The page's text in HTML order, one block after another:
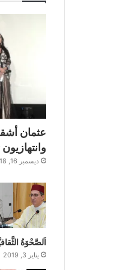
عثمان
ديسمبر 16, 2018
اَلصَّحْوَةُ
يناير 3, 2019